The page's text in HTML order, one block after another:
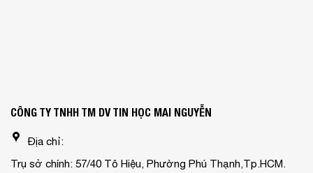
CÔNG TY TNHH TM DV TIN HỌC MAI NGUYỄN
Địa chỉ:
Trụ sở chính: 57/40 Tô Hiệu, Phường Phú Thạnh,Tp.HCM.